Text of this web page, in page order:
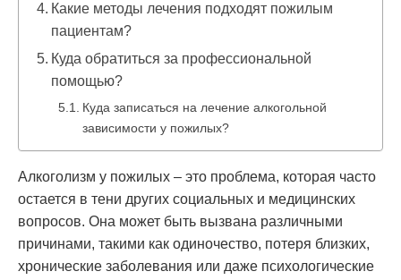
Какие методы лечения подходят пожилым
пациентам?
Куда обратиться за профессиональной
помощью?
Куда записаться на лечение алкогольной
зависимости у пожилых?
Алкоголизм у пожилых – это проблема, которая часто
остается в тени других социальных и медицинских
вопросов. Она может быть вызвана различными
причинами, такими как одиночество, потеря близких,
хронические заболевания или даже психологические